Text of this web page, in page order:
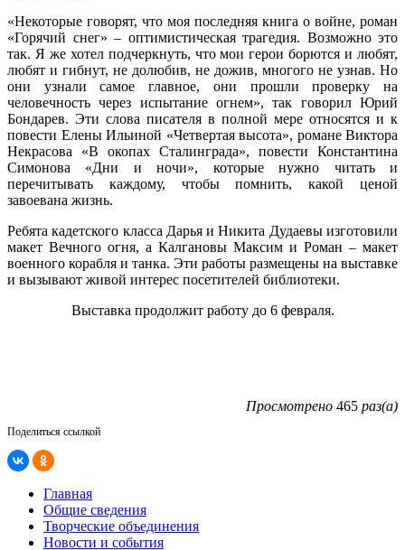
«Некоторые говорят, что моя последняя книга о войне, роман
«Горячий снег» – оптимистическая трагедия. Возможно это
так. Я же хотел подчеркнуть, что мои герои борются и любят,
любят и гибнут, не долюбив, не дожив, многого не узнав. Но
они узнали самое главное, они прошли проверку на
человечность через испытание огнем», так говорил Юрий
Бондарев. Эти слова писателя в полной мере относятся и к
повести Елены Ильиной «Четвертая высота», романе Виктора
Некрасова «В окопах Сталинграда», повести Константина
Симонова «Дни и ночи», которые нужно читать и
перечитывать каждому, чтобы помнить, какой ценой
завоевана жизнь.
Ребята кадетского класса Дарья и Никита Дудаевы изготовили
макет Вечного огня, а Калгановы Максим и Роман – макет
военного корабля и танка. Эти работы размещены на выставке
и вызывают живой интерес посетителей библиотеки.
Выставка продолжит работу до 6 февраля.
Просмотрено 465 раз(а)
Поделиться ссылкой
Главная
Общие сведения
Творческие объединения
Новости и события